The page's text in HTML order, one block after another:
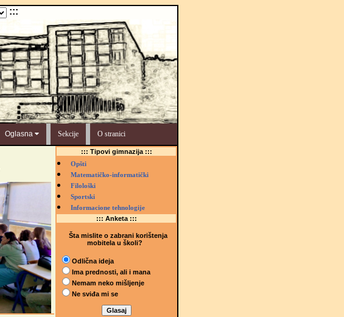
:::
Oglasna Sekcije O stranici
::: Tipovi gimnazija :::
Opšti
Matematičko-informatički
Filološki
Sportski
Informacione tehnologije
::: Anketa :::
Šta mislite o zabrani korištenja
mobitela u školi?
Odlična ideja
Ima prednosti, ali i mana
Nemam neko mišljenje
Ne sviđa mi se